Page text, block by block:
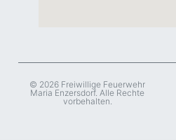
© 2026 Freiwillige Feuerwehr
Maria Enzersdorf. Alle Rechte
vorbehalten.